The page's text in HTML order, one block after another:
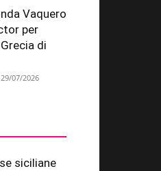
Vaquero
per
di
29/07/2026
siciliane